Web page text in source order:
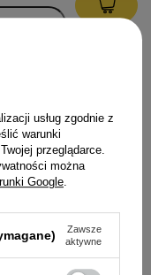
weterynaryjna
z niewydolnością
usług zgodnie z
warunki
przeglądarce.
można
Google.
Zawsze
aktywne